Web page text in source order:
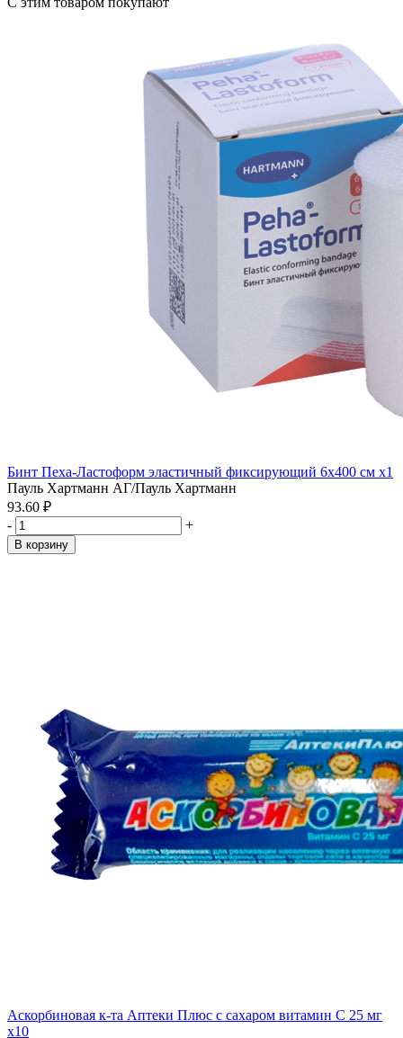
Бинт Пеха-Ластоформ эластичный фиксирующий 6х400 см x1
Пауль Хартманн АГ/Пауль Хартманн
93.60 ₽
-
+
В корзину
Аскорбиновая к-та Аптеки Плюс с сахаром витамин С 25 мг
x10